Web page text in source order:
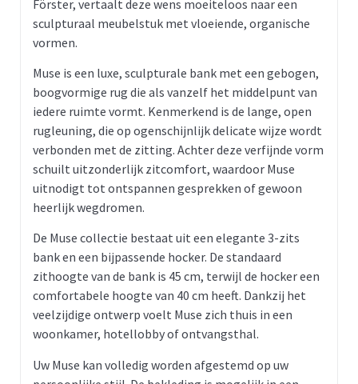
Förster, vertaalt deze wens moeiteloos naar een
sculpturaal meubelstuk met vloeiende, organische
vormen.
Muse is een luxe, sculpturale bank met een gebogen,
boogvormige rug die als vanzelf het middelpunt van
iedere ruimte vormt. Kenmerkend is de lange, open
rugleuning, die op ogenschijnlijk delicate wijze wordt
verbonden met de zitting. Achter deze verfijnde vorm
schuilt uitzonderlijk zitcomfort, waardoor Muse
uitnodigt tot ontspannen gesprekken of gewoon
heerlijk wegdromen.
De Muse collectie bestaat uit een elegante 3-zits
bank en een bijpassende hocker. De standaard
zithoogte van de bank is 45 cm, terwijl de hocker een
comfortabele hoogte van 40 cm heeft. Dankzij het
veelzijdige ontwerp voelt Muse zich thuis in een
woonkamer, hotellobby of ontvangsthal.
Uw Muse kan volledig worden afgestemd op uw